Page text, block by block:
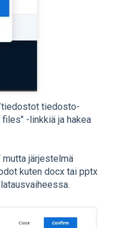
tiedostot tiedosto-
-linkkiä ja hakea
järjestelmä
kuten docx tai pptx